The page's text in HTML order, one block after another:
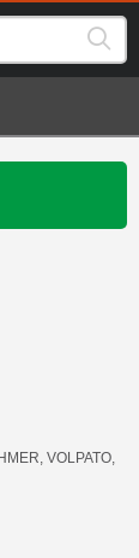
VOLPATO,